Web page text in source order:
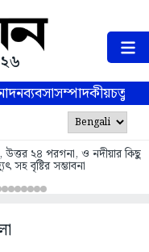
ব্যবসাসম্পাদকীয়
২৪ পরগনা, ও নদীয়ার কিছু
সহ বৃষ্টির সম্ভাবনা